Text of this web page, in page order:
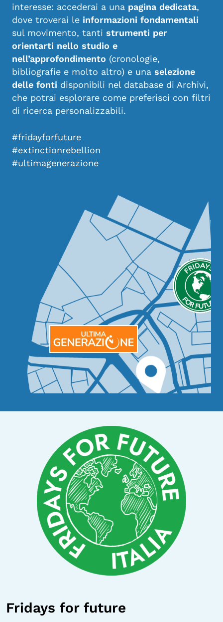
interesse: accederai a una pagina dedicata,
dove troverai le informazioni fondamentali
sul movimento, tanti strumenti per
orientarti nello studio e
nell’approfondimento (cronologie,
bibliografie e molto altro) e una selezione
delle fonti disponibili nel database di Archivi,
che potrai esplorare come preferisci con filtri
di ricerca personalizzabili.
#fridayforfuture
#extinctionrebellion
#ultimagenerazione
Fridays for future